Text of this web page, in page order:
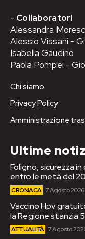
- Collaboratori
Alessandra
Alessio Vissani -
Isabella Gaudino
Paola Pompei -
Chi siamo
Privacy Policy
Amministrazione
Ultime
Foligno, sicurezza
entro le metà del
CRONACA 7 Agosto 2026
Vaccino Hpv
la Regione stanzia
ATTUALITÀ 7 Agosto